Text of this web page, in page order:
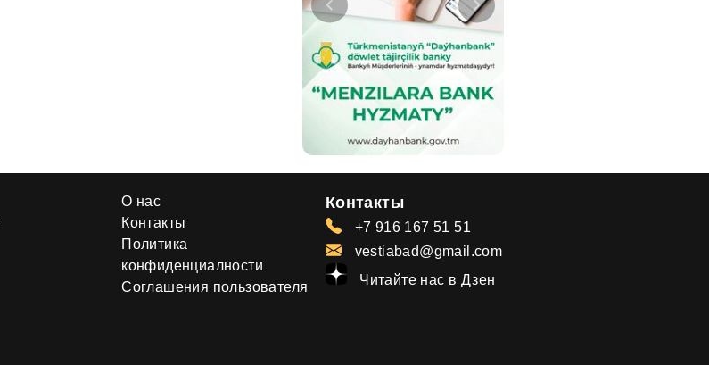
О нас
Контакты
Политика
конфиденциалности
Соглашения пользователя
Контакты
+7 916 167 51 51
vestiabad@gmail.com
Читайте нас в Дзен